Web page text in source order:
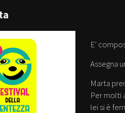
E’
Assegna
Marta
Per molti
lei si è